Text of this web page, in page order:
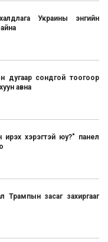
Украины энгийн
дугаар сондгой тоогоор
авна
хэрэгтэй юу?" панел
Трампын засаг захиргааг